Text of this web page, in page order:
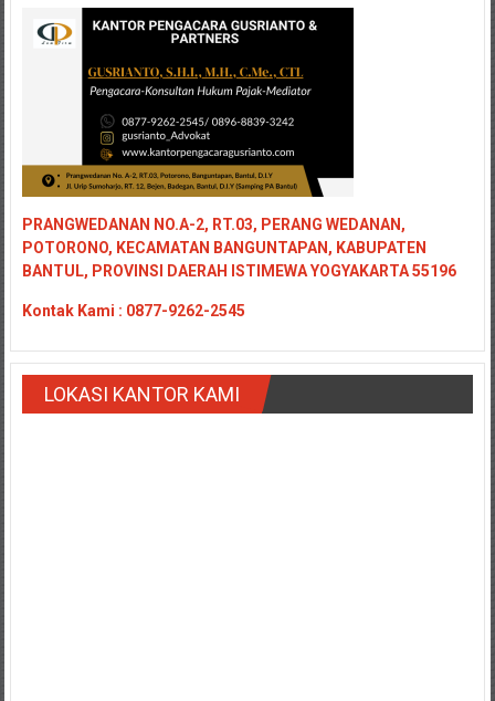
Padang
Utara/
Pariaman/
Padang
panjang/
Baso/
Tanjung
PRANGWEDANAN NO.A-2, RT.03, PERANG WEDANAN,
POTORONO, KECAMATAN BANGUNTAPAN, KABUPATEN
BANTUL, PROVINSI DAERAH ISTIMEWA YOGYAKARTA 55196
Kontak Kami : 0877-9262-2545
LOKASI KANTOR KAMI